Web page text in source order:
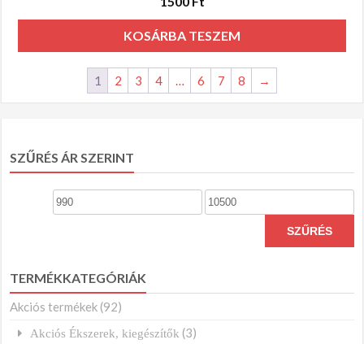
KOSÁRBA TESZEM
1 2 3 4 6 7 8 →
SZŰRÉS ÁR SZERINT
Min
Max
SZŰRÉS
TERMÉKKATEGÓRIÁK
Akciós termékek (92)
Akciós Ékszerek, kiegészítők (3)